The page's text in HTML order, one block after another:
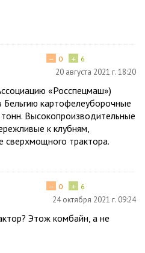
+ 6
− 0
20 августа 2021 г. 18:20
«Росспецмаш»)
Бельгию картофелеуборочные
Высокопроизводительные
к клубням,
трактора.
+ 6
− 0
24 октября 2021 г. 09:24
Этож комбайн, а не